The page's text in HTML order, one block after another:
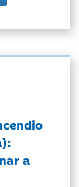
a